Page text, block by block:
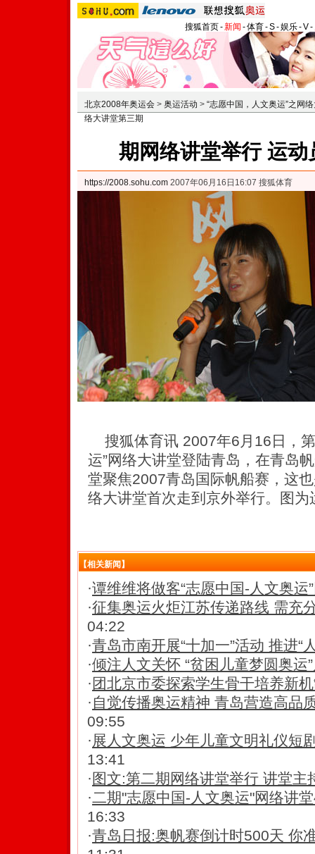
搜狐首页-新闻 -体育-S-娱乐-V-
北京2008年奥运会 > 奥运活动 > “志愿中国，人文奥运”之网
络大讲堂第三期
期网络讲堂举行 运
https://2008.sohu.com 2007年06月16日16:07 搜狐体育
搜狐体育讯 2007年6月16日，第
运”网络大讲堂登陆青岛，在青岛
堂聚焦2007青岛国际帆船赛，这也
络大讲堂首次走到京外举行。图
【相关新闻】
·谭维维将做客“志愿中国-人文奥运
·征集奥运火炬江苏传递路线 需充
04:22
·青岛市南开展“十加一”活动 推进“
·倾注人文关怀 “贫困儿童梦圆奥运
· 团北京市委探索学生骨干培养新
· 自觉传播奥运精神 青岛营造高品
09:55
· 展人文奥运 少年儿童文明礼仪短
13:41
· 图文:第二期网络讲堂举行 讲堂主
·二期"志愿中国-人文奥运"网络讲
16:33
·青岛日报:奥帆赛倒计时500天 你